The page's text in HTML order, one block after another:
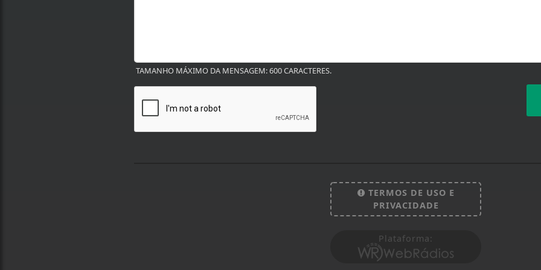
TAMANHO MÁXIMO DA MENSAGEM: 600 CARACTERES.
TERMOS DE USO E
PRIVACIDADE
Plataforma:
Esse site utiliza cookies para melhorar sua experiência de navegação. Ao continuar o acesso,